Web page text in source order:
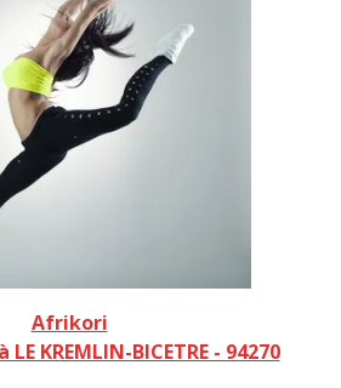
Afrikori
KREMLIN-BICETRE - 94270